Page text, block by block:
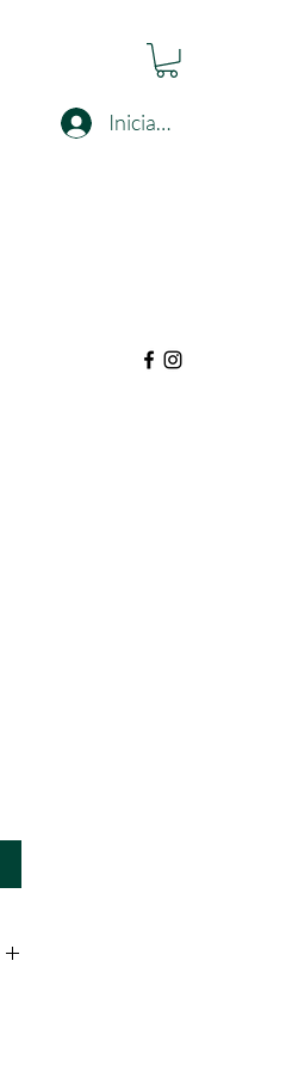
Iniciar sesión